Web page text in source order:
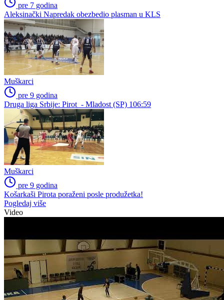
pre 7 godina
Aleksinački Napredak obezbedio plasman u KLS
Muškarci
pre 9 godina
Druga liga Srbije: Pirot - Mladost (SP) 106:59
Muškarci
pre 9 godina
Košarkaši Pirota poraženi posle produžetka!
Pogledaj više
Video